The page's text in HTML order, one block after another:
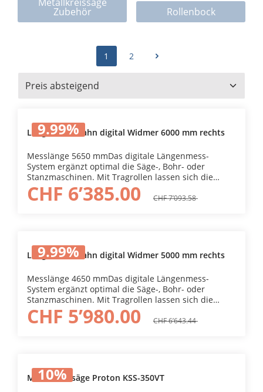
Zubehör Rollenbock
1 2
9.99%
Längenmessbahn digital Widmer 6000 mm rechts
Messlänge 5650 mmDas digitale Längenmess-
System ergänzt optimal die Säge-, Bohr- oder
Stanzmaschinen. Mit Tragrollen lassen sich die
Werkstücke leicht positionieren. Mit dem Anbau
eines Längenmess-Systems kann die Werkstücklänge
fixiert.
CHF 6’385.00 CHF 7’093.58
9.99%
Längenmessbahn digital Widmer 5000 mm rechts
Messlänge 4650 mmDas digitale Längenmess-
System ergänzt optimal die Säge-, Bohr- oder
Stanzmaschinen. Mit Tragrollen lassen sich die
Werkstücke leicht positionieren. Mit dem Anbau
eines Längenmess-Systems kann die Werkstücklänge
fixiert.
CHF 5’980.00 CHF 6’643.44
10%
Metallkreissäge Proton KSS-350VT